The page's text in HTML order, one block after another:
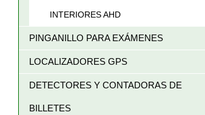
INTERIORES AHD
PINGANILLO PARA EXÁMENES
LOCALIZADORES GPS
DETECTORES Y CONTADORAS DE
BILLETES